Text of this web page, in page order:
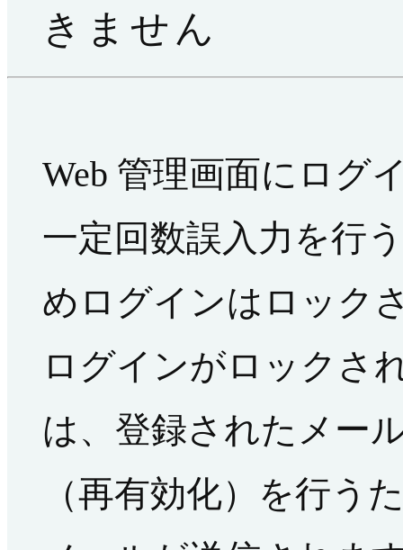
きません
Web 管理画面にログ
一定回数誤入力を行
めログインはロック
ログインがロックさ
は、登録されたメー
（再有効化）を行う